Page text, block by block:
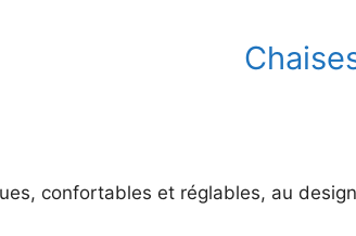
confortables et réglables, au